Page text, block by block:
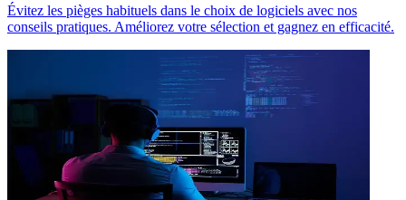
Évitez les pièges habituels dans le choix de logiciels avec nos
conseils pratiques. Améliorez votre sélection et gagnez en efficacité.